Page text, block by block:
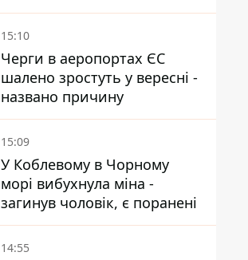
важливіша за емоційні
атаки РФ
15:10
Черги в аеропортах ЄС
шалено зростуть у вересні -
названо причину
15:09
У Коблевому в Чорному
морі вибухнула міна -
загинув чоловік, є поранені
14:55